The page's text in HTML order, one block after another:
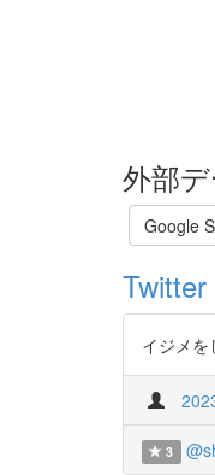
外部
Google
Twitter
イジメ
3